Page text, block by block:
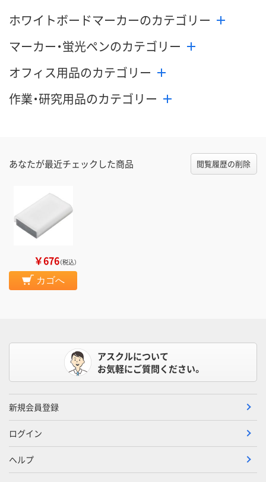
ホワイトボードマーカーのカテゴリー
マーカー・蛍光ペンのカテゴリー
オフィス用品のカテゴリー
作業・研究用品のカテゴリー
あなたが最近チェックした商品 閲覧履歴の削除
￥676（税込）
カゴへ
アスクルについて
お気軽にご質問ください。
新規会員登録
ログイン
ヘルプ